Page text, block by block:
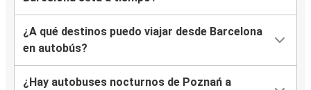
¿A qué destinos puedo viajar desde Barcelona
en autobús?
¿Hay autobuses nocturnos de Poznań a